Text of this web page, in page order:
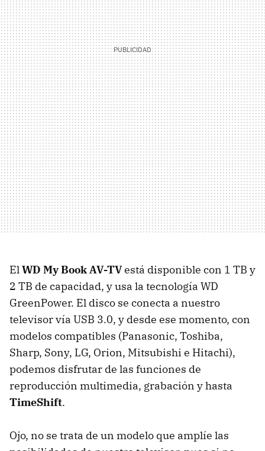
ElWD My Book AV-TVestá disponible con 1 TB y
2 TB de capacidad, y usa la tecnología WD
GreenPower. El disco se conecta a nuestro
televisor vía USB 3.0, y desde ese momento, con
modelos compatibles (Panasonic, Toshiba,
Sharp, Sony, LG, Orion, Mitsubishi e Hitachi),
podemos disfrutar de las funciones de
reproducción multimedia, grabación y hasta
TimeShift.
Ojo, no se trata de un modelo que amplíe las